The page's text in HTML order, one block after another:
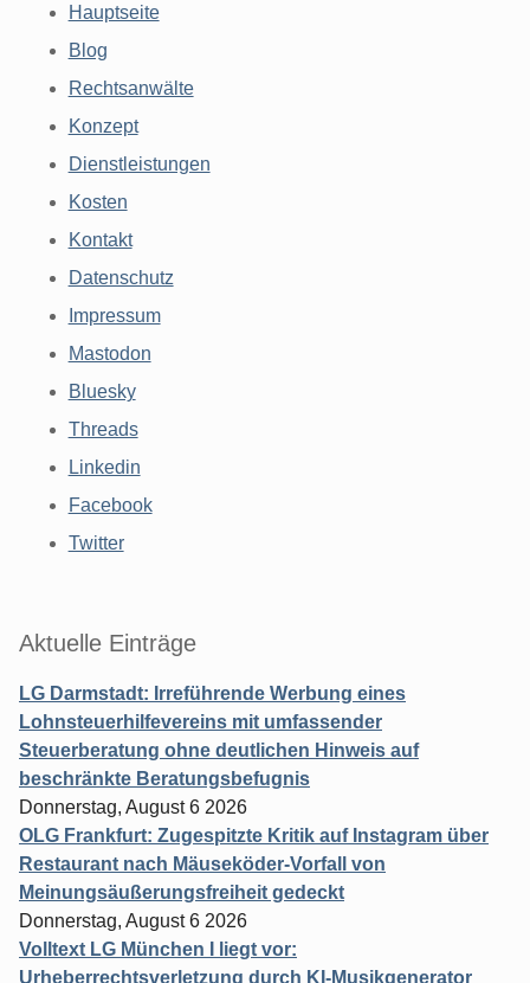
Hauptseite
Blog
Rechtsanwälte
Konzept
Dienstleistungen
Kosten
Kontakt
Datenschutz
Impressum
Mastodon
Bluesky
Threads
Linkedin
Facebook
Twitter
Aktuelle Einträge
LG Darmstadt: Irreführende Werbung eines
Lohnsteuerhilfevereins mit umfassender
Steuerberatung ohne deutlichen Hinweis auf
beschränkte Beratungsbefugnis
Donnerstag, August 6 2026
OLG Frankfurt: Zugespitzte Kritik auf Instagram über
Restaurant nach Mäuseköder-Vorfall von
Meinungsäußerungsfreiheit gedeckt
Donnerstag, August 6 2026
Volltext LG München I liegt vor:
Urheberrechtsverletzung durch KI-Musikgenerator